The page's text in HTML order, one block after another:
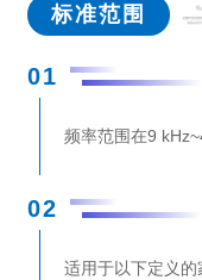
标准范围
01
频率范围在9
02
适用于以下定义